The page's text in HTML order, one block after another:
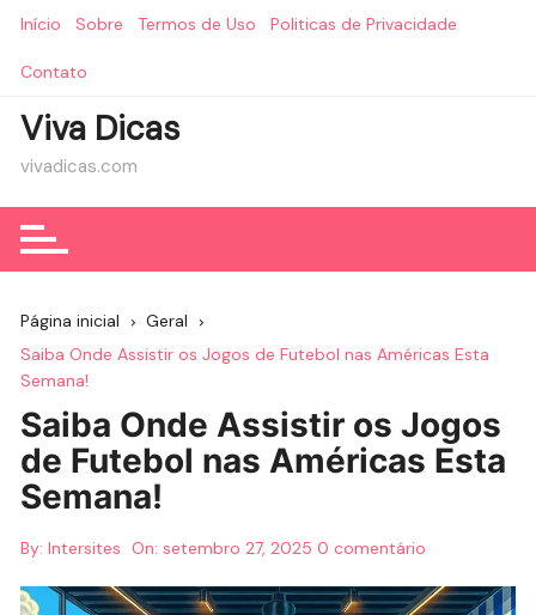
Início Sobre Termos de Uso Politicas de Privacidade
Contato
Viva Dicas
vivadicas.com
Página inicial
Geral
Saiba Onde Assistir os Jogos de Futebol nas Américas Esta
Semana!
Saiba Onde Assistir os Jogos
de Futebol nas Américas Esta
Semana!
By: Intersites On:setembro 27, 2025 0 comentário